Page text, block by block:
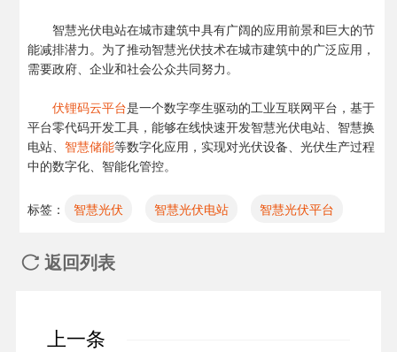
智慧光伏电站在城市建筑中具有广阔的应用前景和巨大的节
能减排潜力。为了推动智慧光伏技术在城市建筑中的广泛应用，
需要政府、企业和社会公众共同努力。
伏锂码云平台是一个数字孪生驱动的工业互联网平台，基于
平台零代码开发工具，能够在线快速开发智慧光伏电站、智慧换
电站、 智慧储能等数字化应用，实现对光伏设备、光伏生产过程
中的数字化、智能化管控。
标签： 智慧光伏 智慧光伏电站 智慧光伏平台
 返回列表
上一条